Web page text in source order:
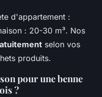
d'appartement :
: 20-30 m³. Nos
selon vos
produits.
pour une benne
?